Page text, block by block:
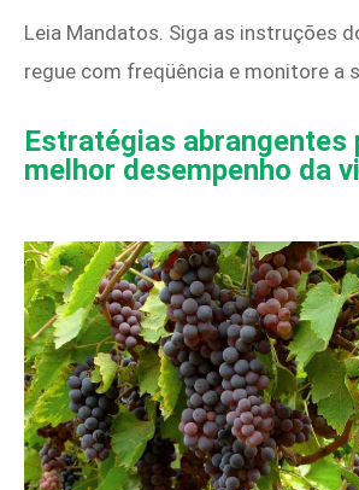
Leia Mandatos. Siga as instruções
regue com freqüência e monitore a
Estratégias abrangentes
melhor desempenho da